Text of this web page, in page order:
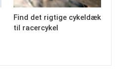
Find det rigtige cykeldæk
til racercykel